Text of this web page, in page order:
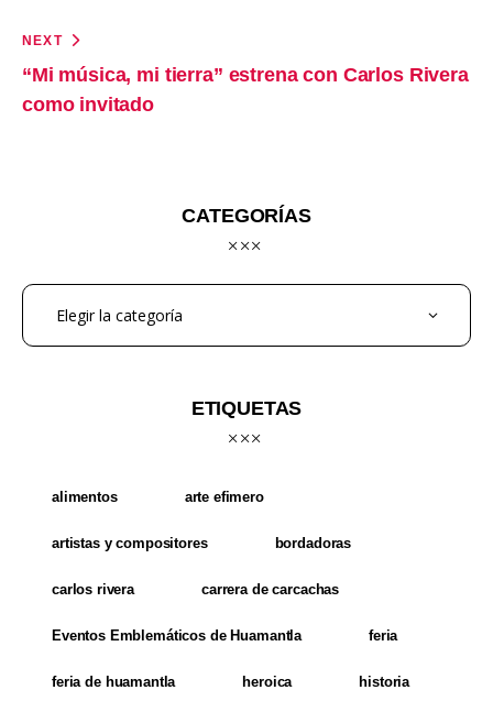
NEXT
“Mi música, mi tierra” estrena con Carlos Rivera
como invitado
CATEGORÍAS
ETIQUETAS
alimentos arte efimero
artistas y compositores bordadoras
carlos rivera carrera de carcachas
Eventos Emblemáticos de Huamantla feria
feria de huamantla heroica historia